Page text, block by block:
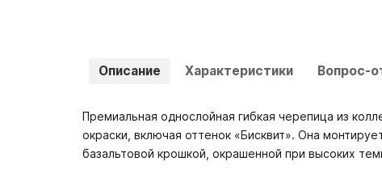
Описание Характеристики Вопрос-
Премиальная однослойная гибкая черепица из
окраски, включая оттенок «Бисквит». Она
базальтовой крошкой, окрашенной при высоких